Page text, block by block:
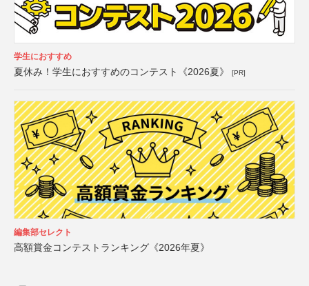
学生におすすめ
夏休み！学生におすすめのコンテスト《2026夏》 [PR]
編集部セレクト
高額賞金コンテストランキング《2026年夏》